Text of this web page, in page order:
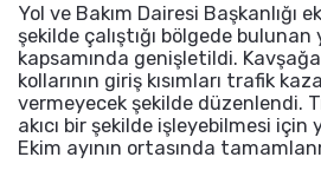
Yol ve Bakım Dairesi Başkanlığı
şekilde çalıştığı bölgede
kapsamında genişletildi.
kollarının giriş kısımları trafik
vermeyecek şekilde düzenlendi.
akıcı bir şekilde işleyebilmesi için
Ekim ayının ortasında